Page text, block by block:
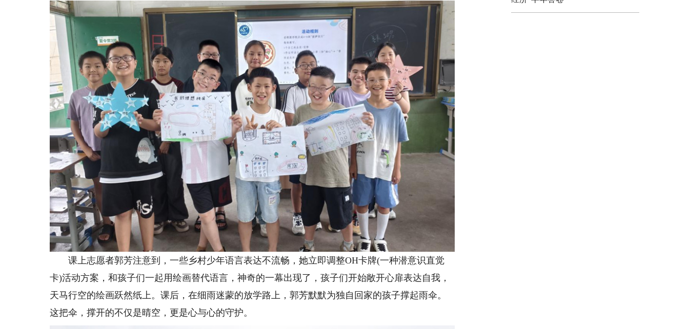
课上志愿者郭芳注意到，一些乡村少年语言表达不流畅，她立即调整OH卡牌(一种潜意识直觉
卡)活动方案，和孩子们一起用绘画替代语言，神奇的一幕出现了，孩子们开始敞开心扉表达自我，
天马行空的绘画跃然纸上。课后，在细雨迷蒙的放学路上，郭芳默默为独自回家的孩子撑起雨伞。
这把伞，撑开的不仅是晴空，更是心与心的守护。